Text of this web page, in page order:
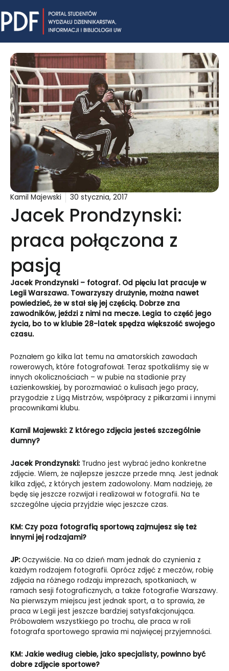
to
content
Kamil Majewski 30 stycznia, 2017
Jacek Prondzynski:
praca połączona z
pasją
Jacek Prondzynski – fotograf. Od pięciu lat pracuje w
Legii Warszawa. Towarzyszy drużynie, można nawet
powiedzieć, że w stał się jej częścią. Dobrze zna
zawodników, jeździ z nimi na mecze. Legia to część jego
życia, bo to w klubie 28-latek spędza większość swojego
czasu.
Poznałem go kilka lat temu na amatorskich zawodach
rowerowych, które fotografował. Teraz spotkaliśmy się w
innych okolicznościach – w pubie na stadionie przy
Łazienkowskiej, by porozmawiać o kulisach jego pracy,
przygodzie z Ligą Mistrzów, współpracy z piłkarzami i innymi
pracownikami klubu.
Kamil Majewski: Z którego zdjęcia jesteś szczególnie
dumny?
Jacek Prondzynski:Trudno jest wybrać jedno konkretne
zdjęcie. Wiem, że najlepsze jeszcze przede mną. Jest jednak
kilka zdjęć, z których jestem zadowolony. Mam nadzieję, że
będę się jeszcze rozwijał i realizował w fotografii. Na te
szczególne ujęcia przyjdzie więc jeszcze czas.
KM: Czy poza fotografią sportową zajmujesz się też
innymi jej rodzajami?
JP:Oczywiście. Na co dzień mam jednak do czynienia z
każdym rodzajem fotografii. Oprócz zdjęć z meczów, robię
zdjęcia na różnego rodzaju imprezach, spotkaniach, w
ramach sesji fotograficznych, a także fotografie Warszawy.
Na pierwszym miejscu jest jednak sport, a to sprawia, że
praca w Legii jest jeszcze bardziej satysfakcjonująca.
Próbowałem wszystkiego po trochu, ale praca w roli
fotografa sportowego sprawia mi najwięcej przyjemności.
KM: Jakie według ciebie, jako specjalisty, powinno być
dobre zdjęcie sportowe?